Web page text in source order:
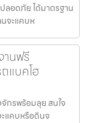
ลอดภัย ได้มาตรฐาน
จะแคบห
านฟรี
แบคโฮ
กรพร้อมลุย สนใจ
แคบหรือดินจ